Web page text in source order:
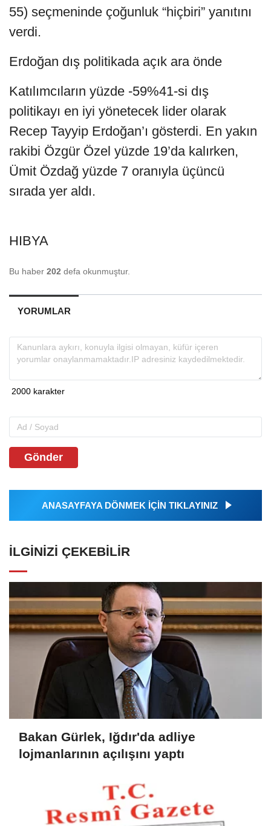
55) seçmeninde çoğunluk “hiçbiri” yanıtını
verdi.
Erdoğan dış politikada açık ara önde
Katılımcıların yüzde -59%41-si dış
politikayı en iyi yönetecek lider olarak
Recep Tayyip Erdoğan’ı gösterdi. En yakın
rakibi Özgür Özel yüzde 19’da kalırken,
Ümit Özdağ yüzde 7 oranıyla üçüncü
sırada yer aldı.
HIBYA
Bu haber 202 defa okunmuştur.
YORUMLAR
Gönder
ANASAYFAYA DÖNMEK İÇİN TIKLAYINIZ
İLGINIZI ÇEKEBILIR
Bakan Gürlek, Iğdır'da adliye
lojmanlarının açılışını yaptı